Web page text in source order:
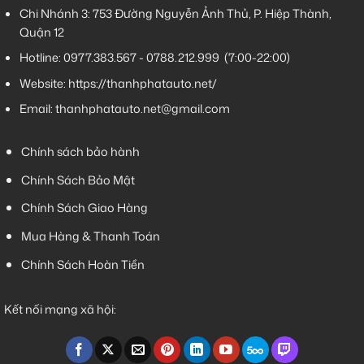
Chi Nhánh 3:753 Đường Nguyễn Ảnh Thủ, P. Hiệp Thành,
Quận 12
Hotline:0977.383.567-0788.212.999 (7:00-22:00)
Website: https://thanhphatauto.net/
Email:thanhphatauto.net@gmail.com
Chính sách bảo hành
Chính Sách Bảo Mật
Chính Sách Giao Hàng
Mua Hàng & Thanh Toán
Chính Sách Hoàn Tiền
Kết nối mạng xã hội: